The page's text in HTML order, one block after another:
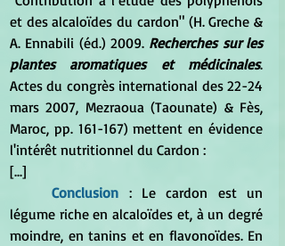
et des alcaloïdes du cardon" (H. Greche &
A. Ennabili (éd.) 2009. Recherches sur les
plantes aromatiques et médicinales.
Actes du congrès international des 22-24
mars 2007, Mezraoua (Taounate) & Fès,
Maroc, pp. 161-167) mettent en évidence
l'intérêt nutritionnel du Cardon :
[...]
Conclusion : Le cardon est un
légume riche en alcaloïdes et, à un degré
moindre, en tanins et en flavonoïdes. En